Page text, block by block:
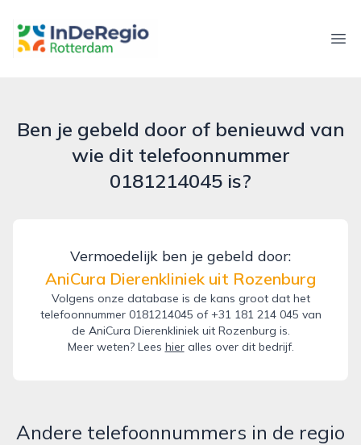
inderegiorotterdam.nl
Ben je gebeld door of benieuwd van
wie dit telefoonnummer
0181214045 is?
Vermoedelijk ben je gebeld door:
AniCura Dierenkliniek uit Rozenburg
Volgens onze database is de kans groot dat het
telefoonnummer 0181214045 of +31 181 214 045 van
de AniCura Dierenkliniek uit Rozenburg is.
Meer weten? Lees hieralles over dit bedrijf.
Andere telefoonnummers in de regio